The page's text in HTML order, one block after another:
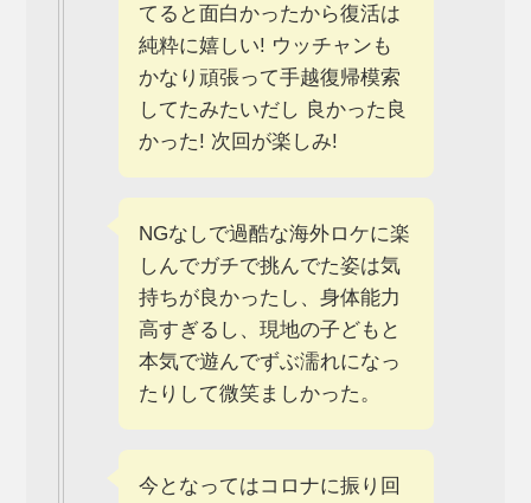
てると面白かったから復活は
純粋に嬉しい! ウッチャンも
かなり頑張って手越復帰模索
してたみたいだし 良かった良
かった! 次回が楽しみ!
NGなしで過酷な海外ロケに楽
しんでガチで挑んでた姿は気
持ちが良かったし、身体能力
高すぎるし、現地の子どもと
本気で遊んでずぶ濡れになっ
たりして微笑ましかった。
今となってはコロナに振り回